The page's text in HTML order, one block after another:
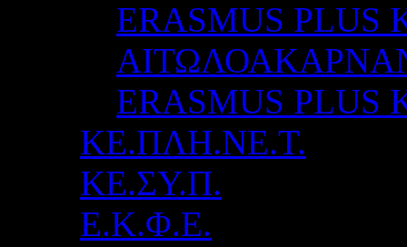
ERASMUS PLUS
ERASMUS
ΚΕ.ΠΛΗ.ΝΕ.Τ.
ΚΕ.ΣΥ.Π.
Ε.Κ.Φ.Ε.